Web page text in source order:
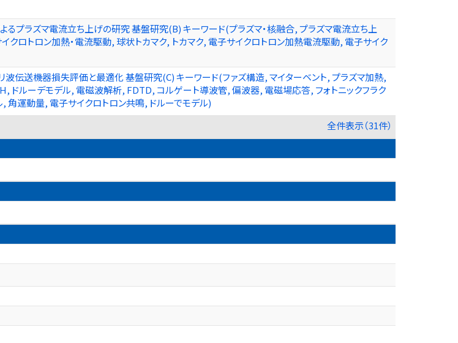
るプラズマ電流立ち上げの研究 基盤研究(B) キーワード(プラズマ・核融合, プラズマ電流立ち上
クロトロン加熱・電流駆動, 球状トカマク, トカマク, 電子サイクロトロン加熱電流駆動, 電子サイク
波伝送機器損失評価と最適化 基盤研究(C) キーワード(ファズ構造, マイターベント, プラズマ加熱,
ドルーデモデル, 電磁波解析, FDTD, コルゲート導波管, 偏波器, 電磁場応答, フォトニックフラク
角運動量, 電子サイクロトロン共鳴, ドルーでモデル)
全件表示（31件）